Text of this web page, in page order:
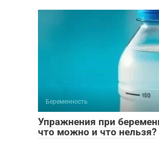
Беременность
Упражнения при
что можно и что нельзя?